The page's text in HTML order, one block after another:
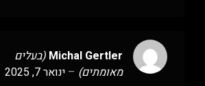
Michal Gertler (בעלים
מאומתים) – ינואר 7, 2025